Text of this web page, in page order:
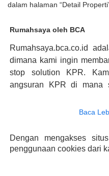
dalam halaman “Detail
Rumahsaya oleh BCA
Rumahsaya.bca.co.id
dimana kami ingin
stop solution KPR.
angsuran KPR di mana
konsultasi mengenai
memberikan
pengajuan KPR BCA juga
tentang properti disini
Baca
Dengan mengakses
penggunaan cookies dari